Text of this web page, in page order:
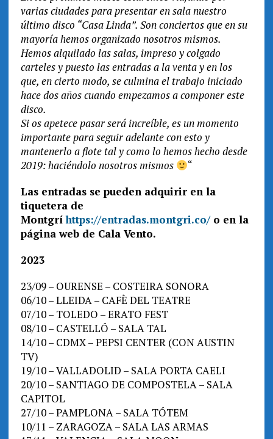
varias ciudades para presentar en sala nuestro
último disco “Casa Linda”. Son conciertos que en su
mayoría hemos organizado nosotros mismos.
Hemos alquilado las salas, impreso y colgado
carteles y puesto las entradas a la venta y en los
que, en cierto modo, se culmina el trabajo iniciado
hace dos años cuando empezamos a componer este
disco.
Si os apetece pasar será increíble, es un momento
importante para seguir adelante con esto y
mantenerlo a flote tal y como lo hemos hecho desde
2019: haciéndolo nosotros mismos
“
Las entradas se pueden adquirir en la
tiquetera de
Montgríhttps://entradas.montgri.co/o en la
página web de Cala Vento.
2023
23/09 – OURENSE – COSTEIRA SONORA
06/10 – LLEIDA – CAFÈ DEL TEATRE
07/10 – TOLEDO – ERATO FEST
08/10 – CASTELLÓ – SALA TAL
14/10 – CDMX – PEPSI CENTER (CON AUSTIN
TV)
19/10 – VALLADOLID – SALA PORTA CAELI
20/10 – SANTIAGO DE COMPOSTELA – SALA
CAPITOL
27/10 – PAMPLONA – SALA TÓTEM
10/11 – ZARAGOZA – SALA LAS ARMAS